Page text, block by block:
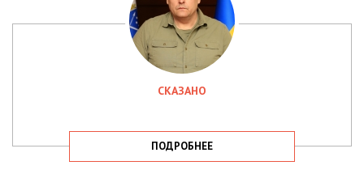
СКАЗАНО
ПОДРОБНЕЕ